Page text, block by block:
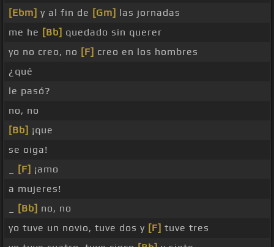
[Ebm] y al fin de [Gm] las jornadas
me he [Bb] quedado sin querer
yo no creo, no [F] creo en los hombres
¿qué
le pasó?
no, no
[Bb] ¡que
se oiga!
[F] ¡amo
a mujeres!
[Bb] no, no
yo tuve un novio, tuve dos y [F] tuve tres